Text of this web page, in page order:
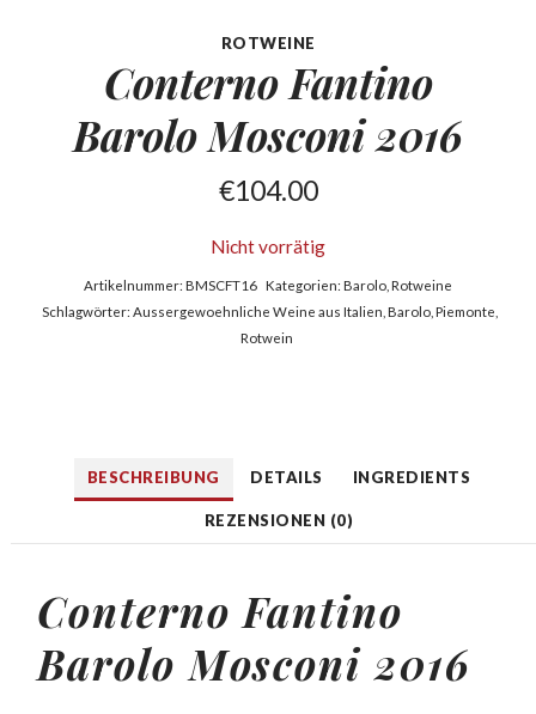
ROTWEINE
Conterno Fantino
BaroloMosconi 2016
€104.00
Nicht vorrätig
Artikelnummer: BMSCFT16 Kategorien:Barolo ,Rotweine
Schlagwörter: Aussergewoehnliche Weine aus Italien Barolo, Piemonte
Rotwein
BESCHREIBUNG DETAILS INGREDIENTS
REZENSIONEN (0)
Conterno Fantino
Barolo Mosconi 2016